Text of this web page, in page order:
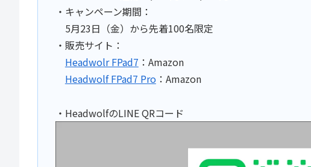
・キャンペーン期間：
5月23日（金）から先着100名限定
・販売サイト：
Headwolr FPad7 ：Amazon
Headwolf FPad7 Pro：Amazon
・HeadwolfのLINE QRコード